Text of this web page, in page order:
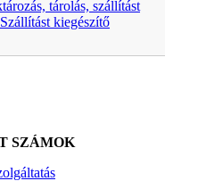
tárolás, szállítást
kiegészítő
SZÁMOK